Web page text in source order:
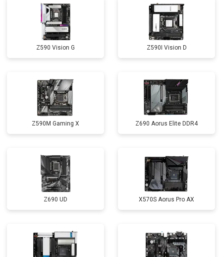
Z590 Vision G Z590I Vision D
Z590M Gaming X Z690 Aorus Elite DDR4
Z690 UD X570S Aorus Pro AX